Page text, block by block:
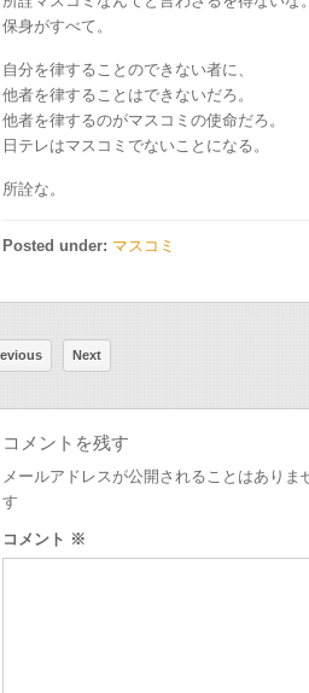
保身がすべて。
自分を律することのできない者に、
他者を律することはできないだろ。
他者を律するのがマスコミの使命だろ。
日テレはマスコミでないことになる。
所詮な。
Posted under: マスコミ
Next
コメントを残す
メールアドレスが公開されることはありま
す
コメント ※